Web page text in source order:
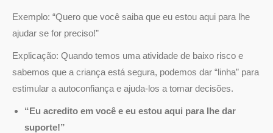
Exemplo: “Quero que você saiba que eu estou aqui para lhe
ajudar se for preciso!”
Explicação: Quando temos uma atividade de baixo risco e
sabemos que a criança está segura, podemos dar “linha” para
estimular a autoconfiança e ajuda-los a tomar decisões.
“Eu acredito em você e eu estou aqui para lhe dar
suporte!”